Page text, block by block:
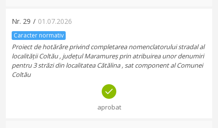
Nr. 29 / 01.07.2026
Caracter normativ
Proiect de hotărâre privind completarea nomenclatorului stradal al
localității Coltău , județul Maramureș prin atribuirea unor denumiri
pentru 3 străzi din localitatea Cătălina , sat component al Comunei
Coltău
aprobat